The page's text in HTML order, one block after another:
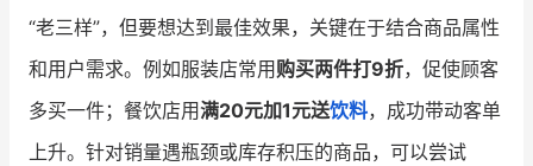
“老三样”，但要想达到最佳效果，关键在于结合商品属性
和用户需求。例如服装店常用购买两件打9折，促使顾客
多买一件；餐饮店用满20元加1元送饮料，成功带动客单
上升。针对销量遇瓶颈或库存积压的商品，可以尝试